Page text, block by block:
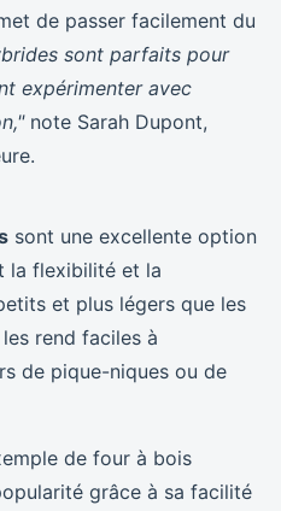
de passer facilement du
sont parfaits pour
expérimenter avec
note Sarah Dupont,
sont une excellente option
la flexibilité et la
et plus légers que les
rend faciles à
de pique-niques ou de
de four à bois
grâce à sa facilité